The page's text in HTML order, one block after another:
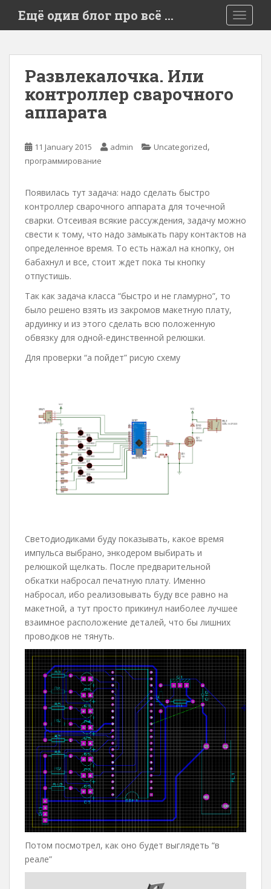
i
Ещё один блог про всё …
Развлекалочка. Или
контроллер сварочного
аппарата
11 January 2015 admin Uncategorized,
программирование
Появилась тут задача: надо сделать быстро
контроллер сварочного аппарата для точечной
сварки. Отсеивая всякие рассуждения, задачу можно
свести к тому, что надо замыкать пару контактов на
определенное время. То есть нажал на кнопку, он
бабахнул и все, стоит ждет пока ты кнопку
отпустишь.
Так как задача класса “быстро и не гламурно”, то
было решено взять из закромов макетную плату,
ардуинку и из этого сделать всю положенную
обвязку для одной-единственной релюшки.
Для проверки “а пойдет” рисую схему
Светодиодиками буду показывать, какое время
импульса выбрано, энкодером выбирать и
релюшкой щелкать. После предварительной
обкатки набросал печатную плату. Именно
набросал, ибо реализовывать буду все равно на
макетной, а тут просто прикинул наиболее лучшее
взаимное расположение деталей, что бы лишних
проводков не тянуть.
Потом посмотрел, как оно будет выглядеть “в
реале”